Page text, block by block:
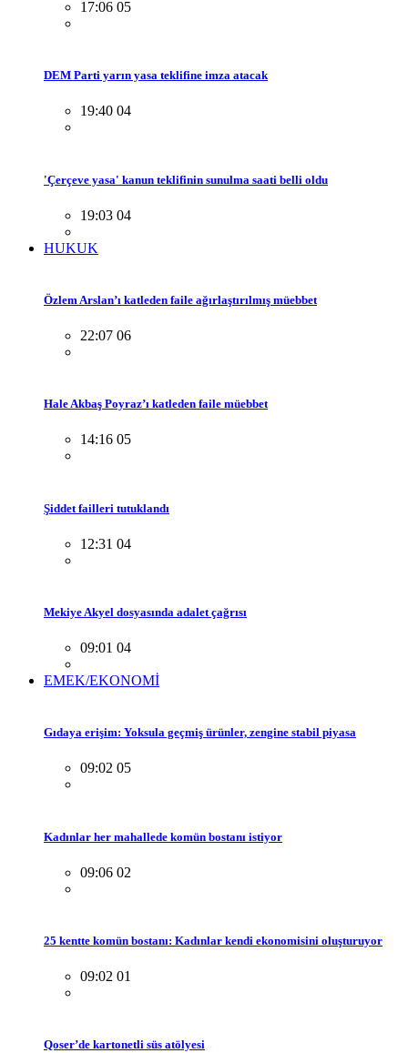
17:06 05
DEM Parti yarın yasa teklifine imza atacak
19:40 04
'Çerçeve yasa' kanun teklifinin sunulma saati belli oldu
19:03 04
HUKUK
Özlem Arslan’ı katleden faile ağırlaştırılmış müebbet
22:07 06
Hale Akbaş Poyraz’ı katleden faile müebbet
14:16 05
Şiddet failleri tutuklandı
12:31 04
Mekiye Akyel dosyasında adalet çağrısı
09:01 04
EMEK/EKONOMİ
Gıdaya erişim: Yoksula geçmiş ürünler, zengine stabil piyasa
09:02 05
Kadınlar her mahallede komün bostanı istiyor
09:06 02
25 kentte komün bostanı: Kadınlar kendi ekonomisini oluşturuyor
09:02 01
Qoser’de kartonetli süs atölyesi